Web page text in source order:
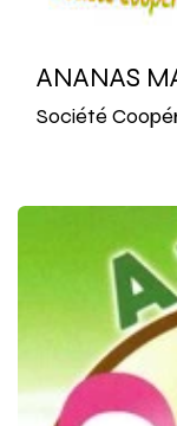
ANANAS
Société